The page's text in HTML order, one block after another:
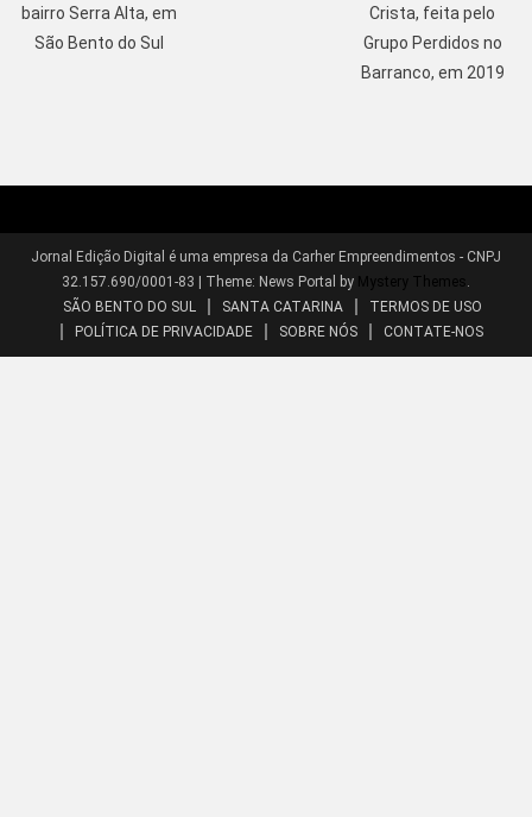
bairro Serra Alta, em
São Bento do Sul
Crista, feita pelo
Grupo Perdidos no
Barranco, em 2019
Jornal Edição Digital é uma empresa da Carher Empreendimentos - CNPJ
32.157.690/0001-83
Theme: News Portal by Mystery Themes .
SÃO BENTO DO SUL
SANTA CATARINA
TERMOS DE USO
POLÍTICA DE PRIVACIDADE
SOBRE NÓS CONTATE-NOS